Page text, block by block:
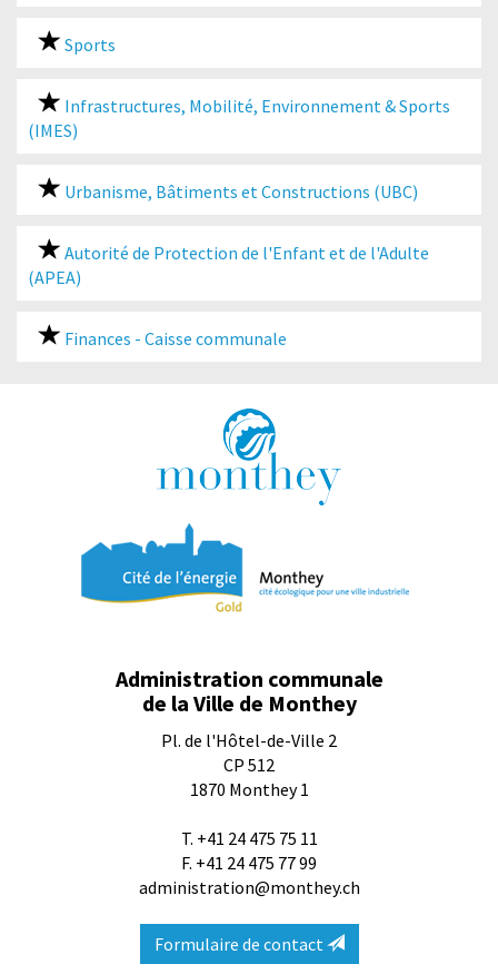
Sports
Infrastructures, Mobilité, Environnement & Sports
(IMES)
Urbanisme, Bâtiments et Constructions (UBC)
Autorité de Protection de l'Enfant et de l'Adulte
(APEA)
Finances - Caisse communale
Administration communale
de la Ville de Monthey
Pl. de l'Hôtel-de-Ville 2
CP 512
1870 Monthey 1
T. +41 24 475 75 11
F. +41 24 475 77 99
administration@monthey.ch
Formulaire de contact